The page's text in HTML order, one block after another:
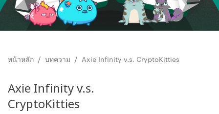
หน้าหลัก / บทความ / Axie Infinity v.s. CryptoKitties
Axie Infinity v.s.
CryptoKitties